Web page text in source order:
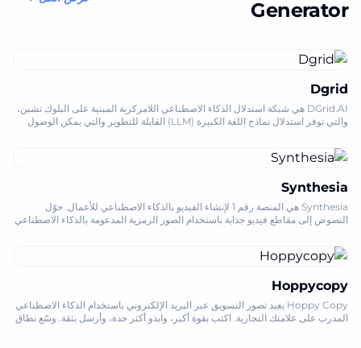
Generator
Dgrid
DGrid.AI هي شبكة استدلال الذكاء الاصطناعي اللامركزية المبنية على البلوك تشين،
والتي توفر استدلال نماذج اللغة الكبيرة (LLM) القابلة للتطوير والتي يمكن الوصول
Synthesia
Synthesia هي المنصة رقم 1 لإنشاء الفيديو بالذكاء الاصطناعي للأعمال. حوّل
النصوص إلى مقاطع فيديو جذابة باستخدام الصور الرمزية المدعومة بالذكاء الاصطناعي
Hoppycopy
Hoppy Copy يعيد تصور التسويق عبر البريد الإلكتروني باستخدام الذكاء الاصطناعي
المدرب على علامتك التجارية. اكتب بقوة أكبر، وابدو أكثر حدة، وأرسل بثقة. وسّع نطاق